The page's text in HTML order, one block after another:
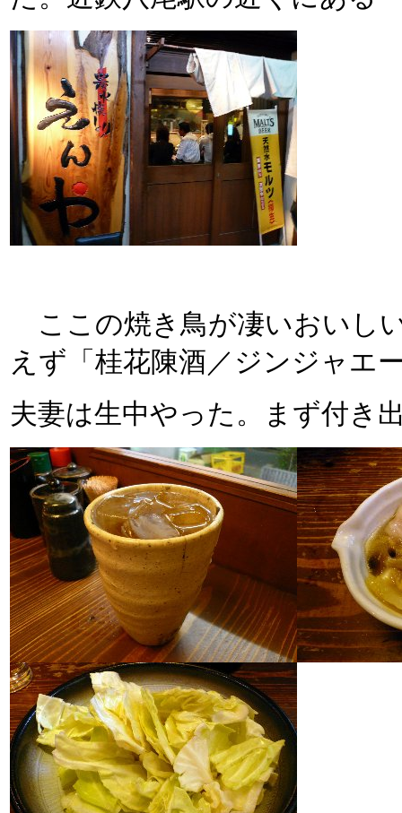
ここの焼き鳥が凄いおいし
えず「桂花陳酒／ジンジャエ
夫妻は生中やった。まず付き